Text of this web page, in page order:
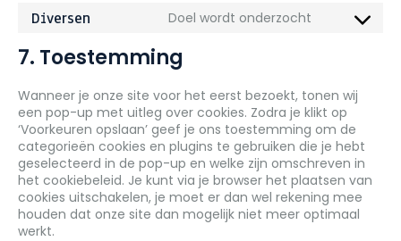
service
Diversen Doel wordt onderzocht
Consent
7. Toestemming
Wanneer je onze site voor het eerst bezoekt, tonen wij
een pop-up met uitleg over cookies. Zodra je klikt op
‘Voorkeuren opslaan’ geef je ons toestemming om de
categorieën cookies en plugins te gebruiken die je hebt
geselecteerd in de pop-up en welke zijn omschreven in
het cookiebeleid. Je kunt via je browser het plaatsen van
cookies uitschakelen, je moet er dan wel rekening mee
houden dat onze site dan mogelijk niet meer optimaal
werkt.